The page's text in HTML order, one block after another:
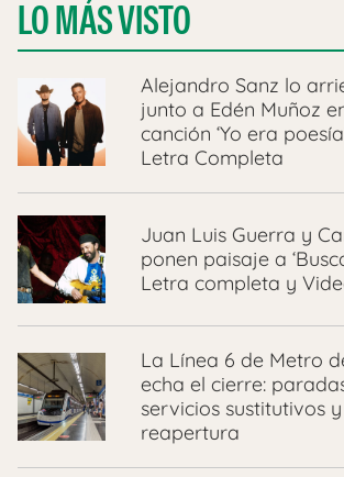
LO MÁS VISTO
Alejandro Sanz lo
junto a Edén Muñoz
canción ‘Yo era
Letra Completa
Juan Luis Guerra y
ponen paisaje a
Letra completa y
La Línea 6 de Metro
echa el cierre:
servicios sustitutivos
reapertura